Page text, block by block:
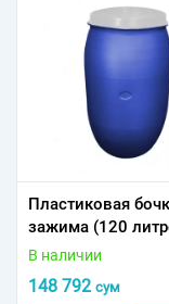
Пластиковая
зажима (120
кг
В наличии
148 792 сум